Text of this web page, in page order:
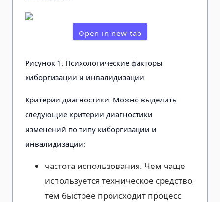
Open in new tab
Рисунок 1. Психологические факторы
киборгизации и инвалидизации
Критерии диагностики. Можно вы­делить
следующие критерии диагнос­тики
изменений по типу киборгизации и
инвалидизации:
частота использования. Чем чаще
используется техническое средство,
тем быстрее происходит процесс